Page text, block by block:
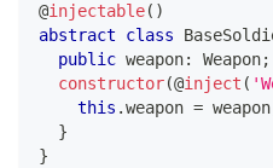
@injectable( )
abstract
class
public weapon: Weapon;
constructor(@inject (
this .weapon = weapon
}
}